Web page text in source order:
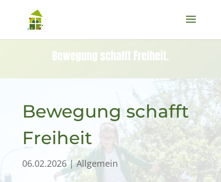
Bewegung schafft
Freiheit
06.02.2026|Allgemein